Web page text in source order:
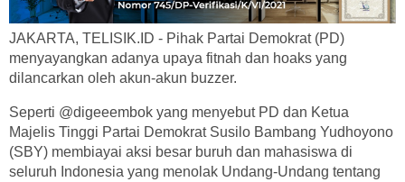
JAKARTA, TELISIK.ID - Pihak Partai Demokrat (PD)
menyayangkan adanya upaya fitnah dan hoaks yang
dilancarkan oleh akun-akun buzzer.
Seperti @digeeembok yang menyebut PD dan Ketua
Majelis Tinggi Partai Demokrat Susilo Bambang Yudhoyono
(SBY) membiayai aksi besar buruh dan mahasiswa di
seluruh Indonesia yang menolak Undang-Undang tentang